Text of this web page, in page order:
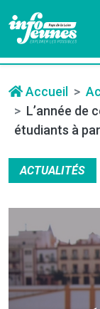
Accueil
L’année de
étudiants à
ACTUALITÉS